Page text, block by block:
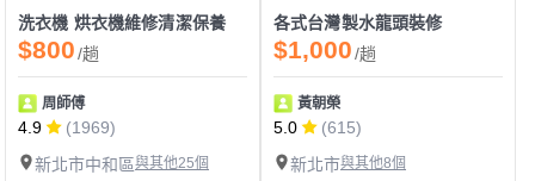
洗衣機 烘衣機維修清潔保養
$800/趟
周師傅
4.9
(1969)
新北市中和區與其他25個
各式台灣製水龍頭裝修
$1,000/趟
黃朝榮
5.0
(615)
新北市與其他8個